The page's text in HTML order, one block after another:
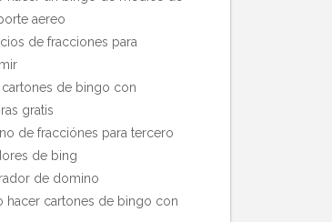
aereo
de fracciones para
cartones de bingo con
gratis
de fracciónes para tercero
de bing
de domino
hacer cartones de bingo con